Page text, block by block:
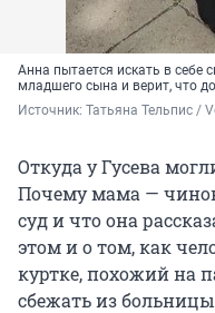
Анна пытается искать в себе
младшего сына и верит, что
Источник: Татьяна Тельпис /
Откуда у Гусева
Почему мама —
суд и что она
этом и о том, как
куртке, похожий на
сбежать из